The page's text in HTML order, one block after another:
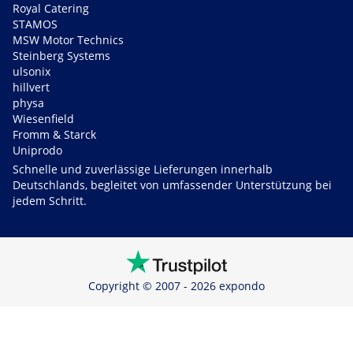
Royal Catering
STAMOS
MSW Motor Technics
Steinberg Systems
ulsonix
hillvert
physa
Wiesenfield
Fromm & Starck
Uniprodo
Schnelle und zuverlässige Lieferungen innerhalb
Deutschlands, begleitet von umfassender Unterstützung bei
jedem Schritt.
Copyright © 2007 - 2026 expondo